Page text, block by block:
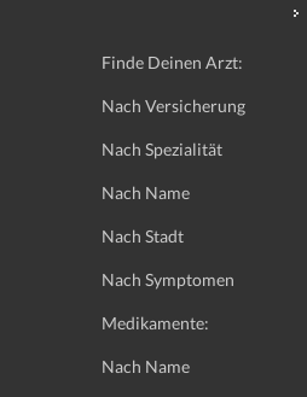
Finde Deinen Arzt:
Nach Versicherung
Nach Spezialität
Nach Name
Nach Stadt
Nach Symptomen
Medikamente:
Nach Name